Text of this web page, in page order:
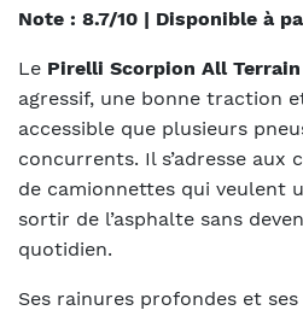
Note : 8.7/10 | Disponible à
Le Pirelli Scorpion All
agressif, une bonne traction
accessible que plusieurs
concurrents. Il s’adresse aux
de camionnettes qui veulent
sortir de l’asphalte sans
quotidien.
Ses rainures profondes et